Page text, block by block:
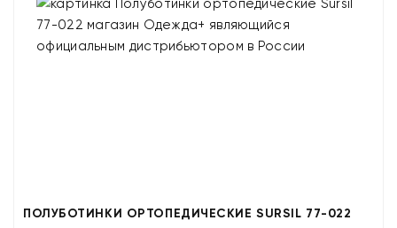
ПОЛУБОТИНКИ ОРТОПЕДИЧЕСКИЕ SURSIL 77-022